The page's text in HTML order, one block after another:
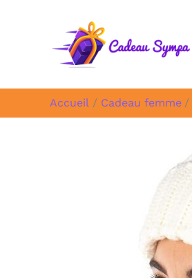
Accueil Cadeau femme